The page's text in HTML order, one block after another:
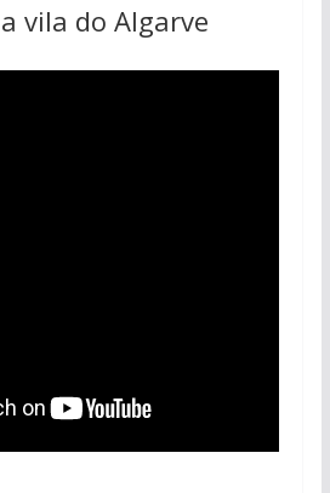
vila do Algarve